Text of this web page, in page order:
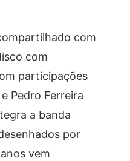
com
com
participações
Pedro Ferreira
a banda
por
vem